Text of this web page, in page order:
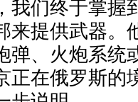
我们终于掌握
来提供武器。
弹、火炮系统
正在俄罗斯的